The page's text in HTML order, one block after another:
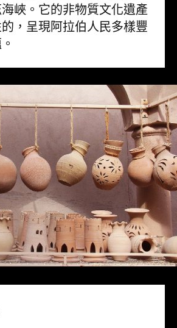
峽。它的非物質文化遺產
，呈現阿拉伯人民多樣豐